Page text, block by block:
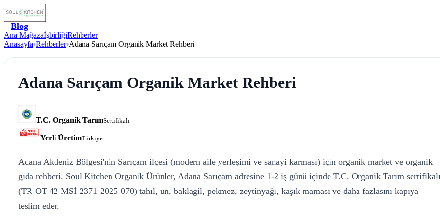
Blog
Ana MağazaİşbirliğiRehberler
Anasayfa›Rehberler›Adana Sarıçam Organik Market Rehberi
Adana Sarıçam Organik Market Rehberi
T.C. Organik TarımSertifikalı
Yerli ÜretimTürkiye
Adana Akdeniz Bölgesi'nin Sarıçam ilçesi (modern aile yerleşimi ve sanayi karması) için organik market ve organik
gıda rehberi. Soul Kitchen Organik Ürünler, Adana Sarıçam adresine 1-2 iş günü içinde T.C. Organik Tarım sertifikalı
(TR-OT-42-MSİ-2371-2025-070) tahıl, un, baklagil, pekmez, zeytinyağı, kaşık maması ve daha fazlasını kapıya
teslim eder.